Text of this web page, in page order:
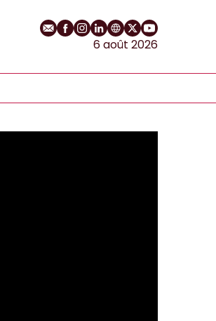
E-mailProfil Facebook
Profil Instagram
Profil LinkedIn
Site web
Profil Twitter
Chaîne
6 août 2026